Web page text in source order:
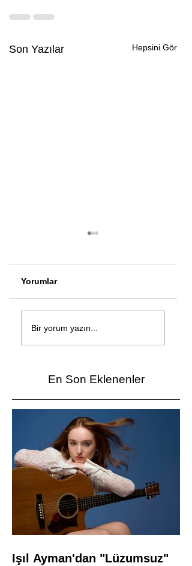
Son Yazılar Hepsini Gör
Çağan Şengül'den
yeni şarkı: Bir Ev
Yorumlar
Bir yorum yazın...
En Son Eklenenler
Işıl Ayman'dan "Lüzumsuz"